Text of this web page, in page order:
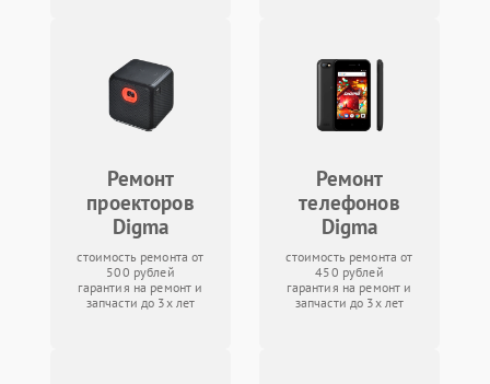
Ремонт
проекторов
Digma
стоимость ремонта от
500 рублей
гарантия на ремонт и
запчасти до 3х лет
Ремонт
телефонов
Digma
стоимость ремонта от
450 рублей
гарантия на ремонт и
запчасти до 3х лет